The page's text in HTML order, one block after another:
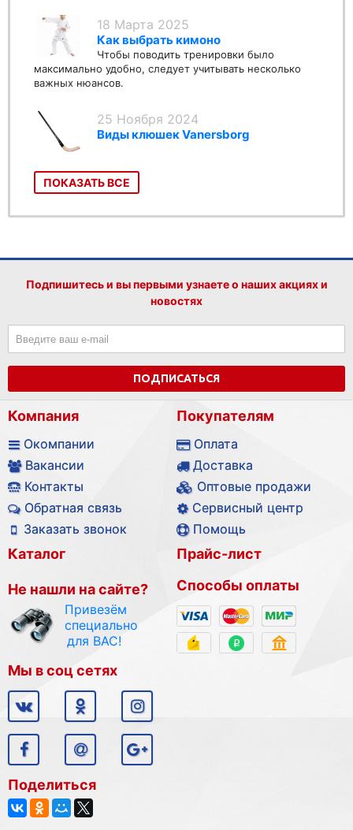
18 Марта 2025
Как выбрать кимоно
Чтобы поводить тренировки было
максимально удобно, следует учитывать несколько
важных нюансов.
25 Ноября 2024
Виды клюшек Vanersborg
ПОКАЗАТЬ ВСЕ
Подпишитесь и вы первыми узнаете о наших акциях и
новостях
ПОДПИСАТЬСЯ
Компания
Окомпании
Вакансии
Контакты
Обратная связь
Заказать звонок
Покупателям
Оплата
Доставка
Оптовые продажи
Сервисный центр
Помощь
Каталог
Не нашли на сайте?
Привезём
специально
для ВАС!
Прайс-лист
Способы оплаты
Мы в соц сетях
Поделиться